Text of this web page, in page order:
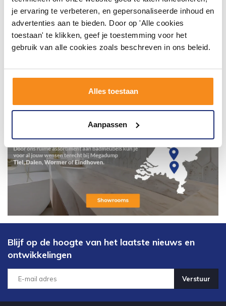
je ervaring te verbeteren, en gepersonaliseerde inhoud en
advertenties aan te bieden. Door op 'Alle cookies
toestaan' te klikken, geef je toestemming voor het
gebruik van alle cookies zoals beschreven in ons beleid.
Alles toestaan
Aanpassen
Blijf op de hoogte van het laatste nieuws en
ontwikkelingen
Verstuur